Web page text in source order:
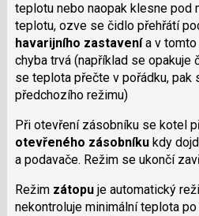
teplotu nebo naopak klesne pod
teplotu, ozve se čidlo přehřátí
havarijního zastavenía v tomto
chyba trvá (například se opakuje
se teplota přečte v pořádku, pak
předchozího režimu)
Při otevření zásobníku se kotel
otevřeného zásobníkukdy
a podavače. Režim se ukončí
Režim zátopuje automatický
nekontroluje minimální teplota